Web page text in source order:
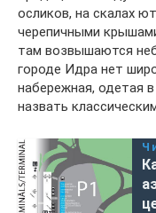
осликов, на скалах
черепичными
там возвышаются
городе Идра нет
набережная, одетая
назвать